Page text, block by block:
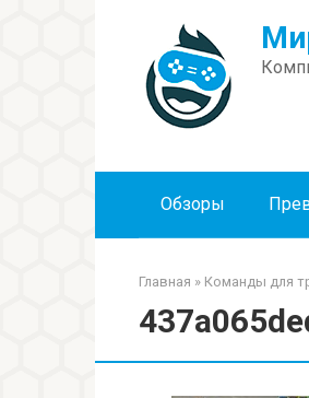
Обзоры
Главная » Команды для